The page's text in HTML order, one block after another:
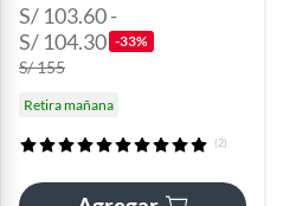
S/ 103.60 -
S/ 104.30 -33%
S/ 155
Retira mañana
(2)